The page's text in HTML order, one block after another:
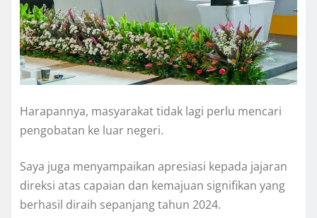
Harapannya, masyarakat tidak lagi perlu mencari
pengobatan ke luar negeri.
Saya juga menyampaikan apresiasi kepada jajaran
direksi atas capaian dan kemajuan signifikan yang
berhasil diraih sepanjang tahun 2024.